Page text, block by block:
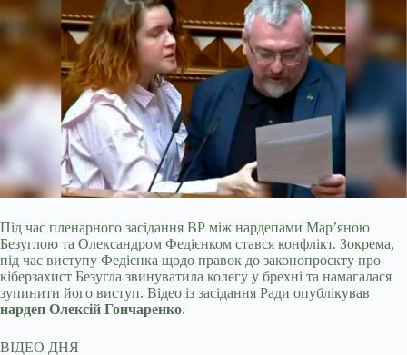
Під час пленарного засідання ВР між нардепами Марʼяною
Безуглою та Олександром Федієнком стався конфлікт. Зокрема,
під час виступу Федієнка щодо правок до законопроєкту про
кіберзахист Безугла звинуватила колегу у брехні та намагалася
зупинити його виступ. Відео із засідання Ради опублікував
нардеп Олексій Гончаренко.
ВІДЕО ДНЯ